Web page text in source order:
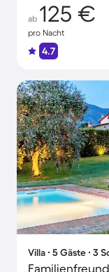
ab 125 €
pro Nacht
4.7
Villa ∙ 5 Gäste ∙ 3